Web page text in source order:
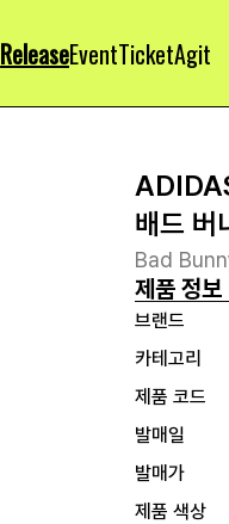
ReleaseEventTicketAgit
배드 버
Bad
제품 정보
브랜드
카테고리
제품 코드
발매일
발매가
제품 색상